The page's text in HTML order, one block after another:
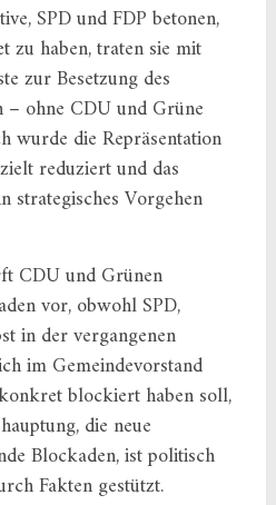
SPD und FDP betonen,
zu haben, traten sie mit
zur Besetzung des
– ohne CDU und Grüne
wurde die Repräsentation
reduziert und das
strategisches Vorgehen
CDU und Grünen
vor, obwohl SPD,
in der vergangenen
im Gemeindevorstand
blockiert haben soll,
die neue
Blockaden, ist politisch
Fakten gestützt.